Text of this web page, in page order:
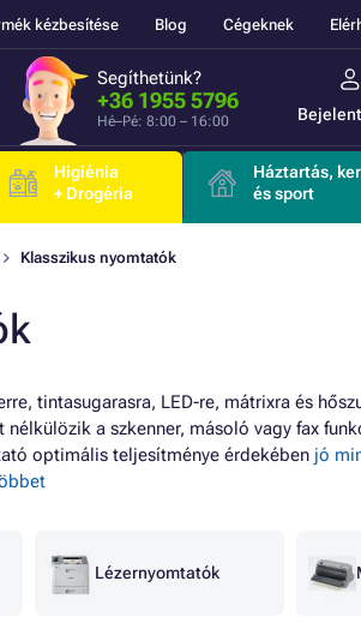
kézbesítése Blog Cégeknek
Segíthetünk?
+36 1955 5796
Hé–Pé: 8:00 – 16:00
Higiénia
+ Drogéria
Háztartás,
és sport
Klasszikus nyomtatók
tintasugarasra, LED-re, mátrixra és
a szkenner, másoló vagy fax
optimális teljesítménye érdekében jó
Lézernyomtatók